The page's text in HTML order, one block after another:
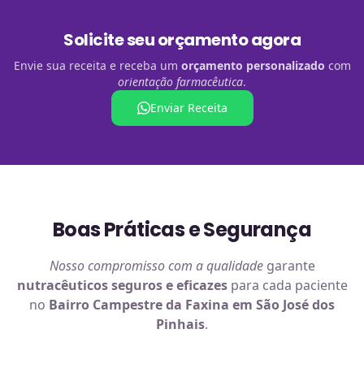
Solicite seu orçamento agora
Envie sua receita e receba um orçamento personalizado com
orientação farmacêutica.
Enviar Receita
Boas Práticas e Segurança
Nosso compromisso com a qualidadegarante
nutracêuticosseguros e eficazespara cada paciente
no Bairro Campestre da Faxina em São José dos
Pinhais.